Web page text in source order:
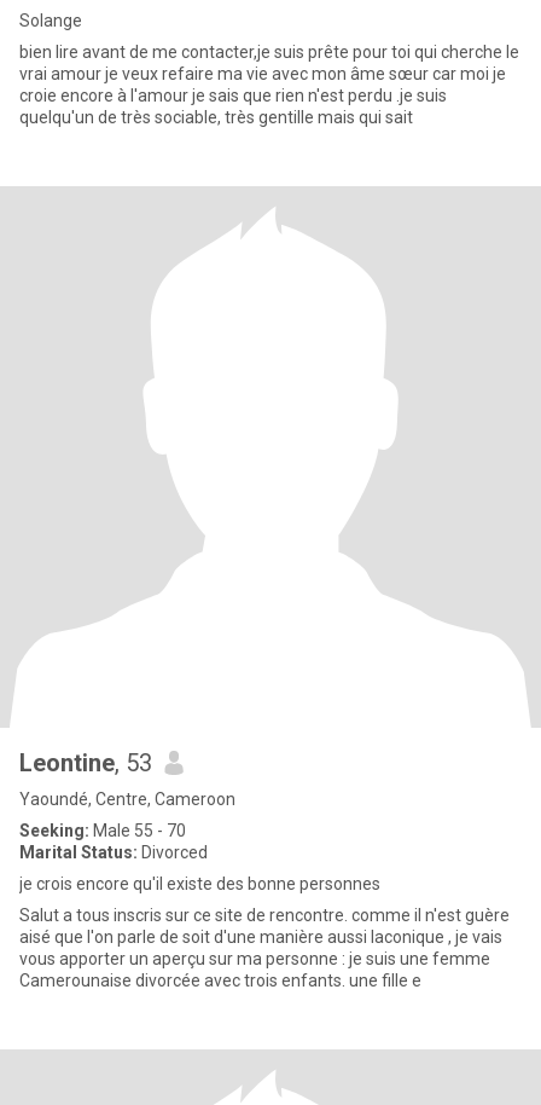
Solange
bien lire avant de me contacter,je suis prête pour toi qui cherche le
vrai amour je veux refaire ma vie avec mon âme sœur car moi je
croie encore à l'amour je sais que rien n'est perdu .je suis
quelqu'un de très sociable, très gentille mais qui sait
Leontine, 53
Yaoundé, Centre, Cameroon
Seeking: Male 55 - 70
Marital Status: Divorced
je crois encore qu'il existe des bonne personnes
Salut a tous inscris sur ce site de rencontre. comme il n'est guère
aisé que l'on parle de soit d'une manière aussi laconique , je vais
vous apporter un aperçu sur ma personne : je suis une femme
Camerounaise divorcée avec trois enfants. une fille e